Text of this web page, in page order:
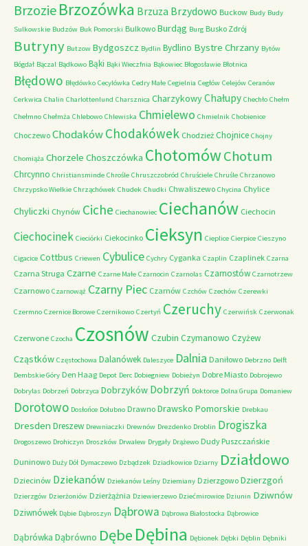
Brzozie Brzozówka Brzuza Brzydowo Buckow Budy Budy
Sulkowskie Budzów Buk Pomorski Bulkowo Burdąg Burg Busko Zdrój
Butryny Butzow Bydgoszcz Bydlin Bydlino Bystre Chrzany Bytów
Bógdał Bączal Bądkowo Bąki Bąki Wieczfnia Bąkowiec Błogosławie Błotnica
Błędowo Błędówko Cecylówka Cedry Małe Cegielnia Cegłów Celejów Ceranów
Cerkwica Chalin Charlottenlund Charsznica CharzykowyChałupy Chechło Chełm
Chełmno Chełmża Chlebowo Chlewiska Chmielewo Chmielnik Chobienice
Choczewo ChodakówChodakówek Chodzież Chojnice Chojny
Chomiąża Chorzele Choszczówka ChotomówChotum
Chrcynno Christiansminde Chrośle Chruszczobród Chruściele Chruśle Chrzanowo
Chrzypsko Wielkie Chrząchówek Chudek Chudki Chwaliszewo Chycina Chylice
Chyliczki Chynów Ciche Ciechanowiec Ciechanów Ciechocin
Ciechocinek Cieciórki Ciekocinko Cieksyn Cieplice Cierpice Cieszyno
Cigacice Cottbus Criewen Cybulice Cychry Cyganka Czaplin Czaplinek Czarna
Czarna Struga Czarne Czarne Małe Czarnocin Czarnolas Czarnostów Czarnotrzew
Czarnowo Czarnowąż Czarny Piec Czarnów Czchów Czechów Czerewki
Czermno Czernice Borowe Czernikowo Czertyń Czeruchy Czerwińsk Czerwonak
Czerwone Czocha Czosnów Czubin Czymanowo Czyżew
Cząstków Częstochowa Dalanówek Daleszyce Dalnia Daniłowo Debrzno Delft
Dembskie Góry Den Haag Depot Derc Dobiegniew Dobieżyn Dobre Miasto Dobrojewo
Dobrylas Dobrzeń Dobrzyca Dobrzyków Dobrzyń Doktorce Dolna Grupa Domaniew
Dorotowo Dosłońce Dołubno Drawno Drawsko Pomorskie Drebkau
Dresden Dreszew Drewniaczki Drewnów Drezdenko Droblin Drogiszka
Drogoszewo Drohiczyn Droszków Drwalew Drygały Drążewo Dudy Puszczańskie
Duninowo Duży Dół Dymaczewo Dzbądzek Dziadkowice Dziarny Działdowo
Dziecinów Dziekanów Dziekanów Leśny Dziemiany Dzierzgowo Dzierzgoń
Dzierzgów Dzierżoniów Dzierżążnia Dziewierzewo Dziećmirowice Dziunin Dziwnów
Dziwnówek Dąbie Dąbroszyn Dąbrowa Dąbrowa Białostocka Dąbrowice
Dąbrówka Dąbrówno Dębe Dębina Dębionek Dębki Dęblin Dębniki